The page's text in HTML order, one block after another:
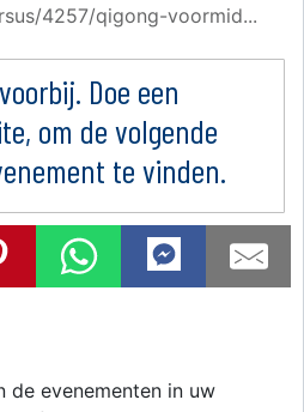
4257/qigong-voormid...
Doe een
om de volgende
te vinden.
de evenementen in uw